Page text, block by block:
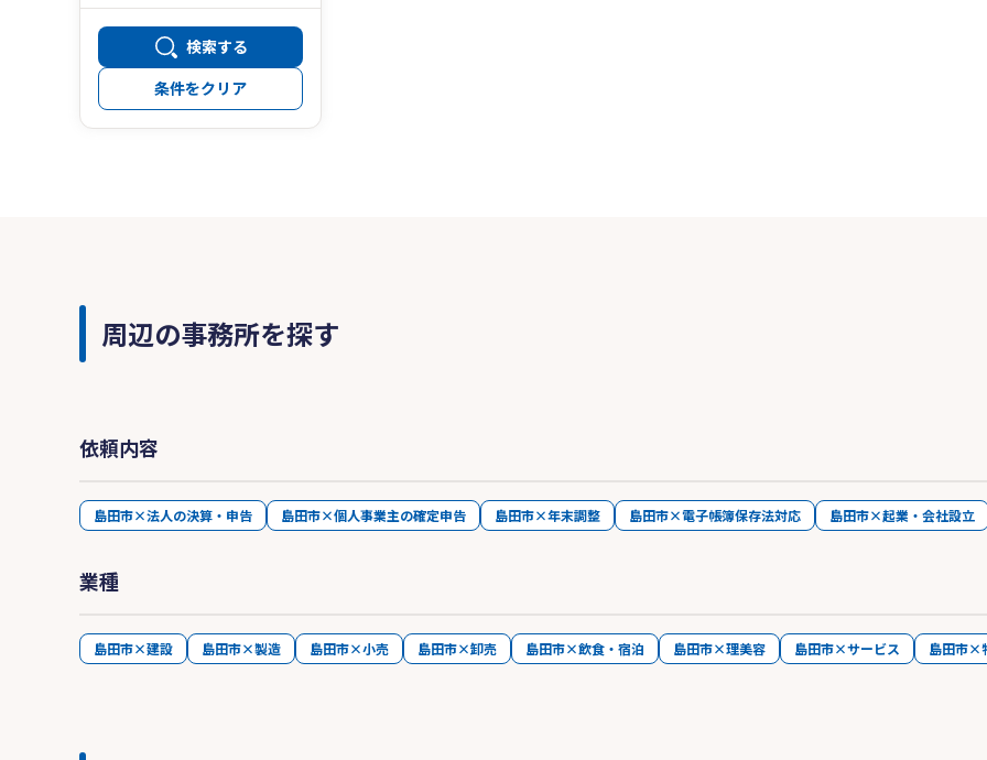
検索する
条件をクリア
周辺の事務所を探す
依頼内容
島田市×法人の決算・申告 島田市×個人事業主の確定申告 島田市×年末調整 島田市×電子帳簿保存法対応 島田市×起業・会社設立
業種
島田市×建設 島田市×製造 島田市×小売 島田市×卸売 島田市×飲食・宿泊 島田市×理美容 島田市×サービス 島田市×